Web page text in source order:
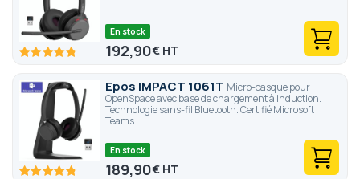
95.6100
En stock
192,90€
Epos IMPACT 1061T Micro-casque pour
OpenSpace avec base de chargement à induction.
Technologie sans-fil Bluetooth. Certifié Microsoft
Teams.
En stock
189,90€